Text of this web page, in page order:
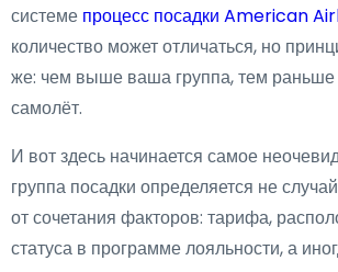
системе процесс посадки American
количество может отличаться, но
же: чем выше ваша группа, тем раньше
самолёт.
И вот здесь начинается самое
группа посадки определяется не
от сочетания факторов: тарифа,
статуса в программе лояльности, а